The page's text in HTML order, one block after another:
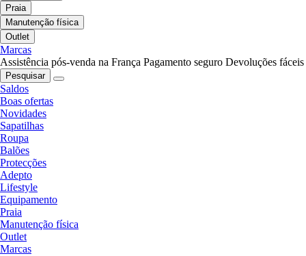
Praia
Manutenção física
Outlet
Marcas
Assistência pós-venda na França Pagamento seguro Devoluções fáceis
Pesquisar
Saldos
Boas ofertas
Novidades
Sapatilhas
Roupa
Balões
Protecções
Adepto
Lifestyle
Equipamento
Praia
Manutenção física
Outlet
Marcas